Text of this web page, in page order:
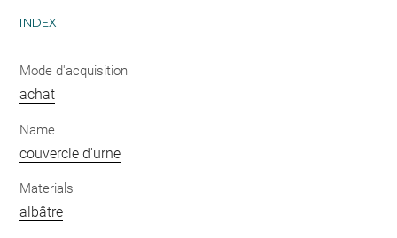
INDEX
Mode d'acquisition
achat
Name
couvercle d'urne
Materials
albâtre